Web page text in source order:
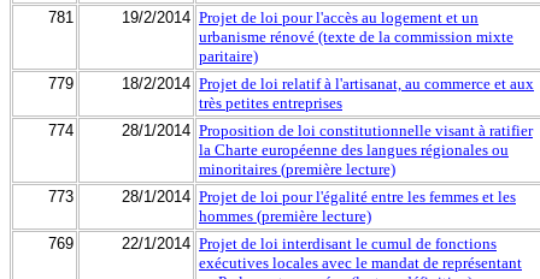
781
19/2/2014 Projet de loi pour l'accès au logement et un
urbanisme rénové (texte de la commission mixte
paritaire)
779
18/2/2014 Projet de loi relatif à l'artisanat, au commerce et aux
très petites entreprises
774
28/1/2014 Proposition de loi constitutionnelle visant à ratifier
la Charte européenne des langues régionales ou
minoritaires (première lecture)
773
28/1/2014 Projet de loi pour l'égalité entre les femmes et les
hommes (première lecture)
769
22/1/2014 Projet de loi interdisant le cumul de fonctions
exécutives locales avec le mandat de représentant